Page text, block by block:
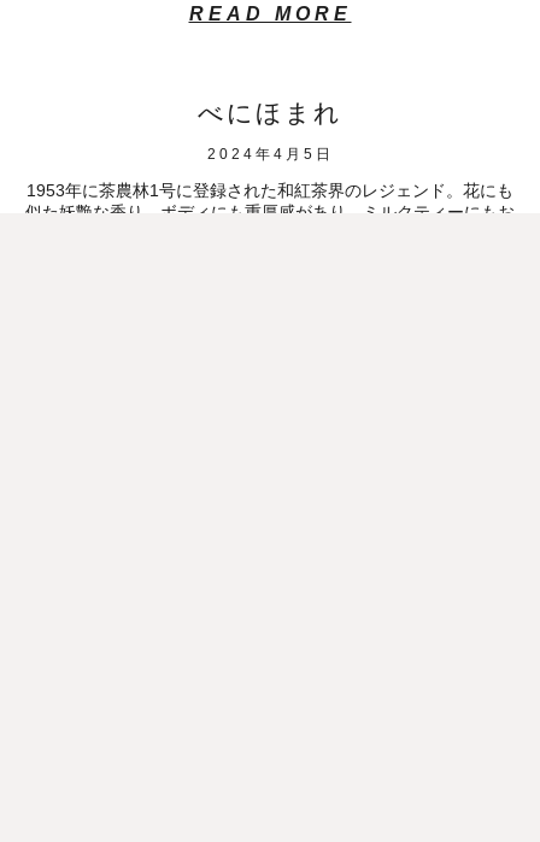
READ MORE
べにほまれ
2024年4月5日
1953年に茶農林1号に登録された和紅茶界のレジェンド。花にも
似た妖艶な香り、ボディにも重厚感があり、ミルクティーにもお